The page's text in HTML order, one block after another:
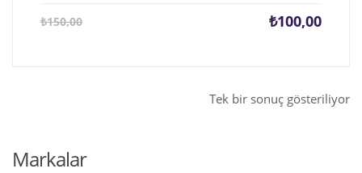
₺150,00 ₺100,00
Şu
Tek bir sonuç gösteriliyor
Markalar